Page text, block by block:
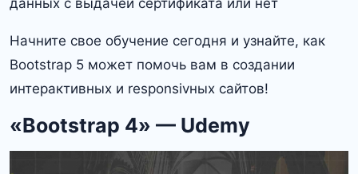
данных с выдачей сертификата или нет
Начните свое обучение сегодня и узнайте, как
Bootstrap 5 может помочь вам в создании
интерактивных и responsivных сайтов!
«Bootstrap 4» — Udemy